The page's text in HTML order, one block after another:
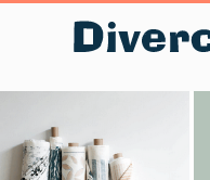
Skip